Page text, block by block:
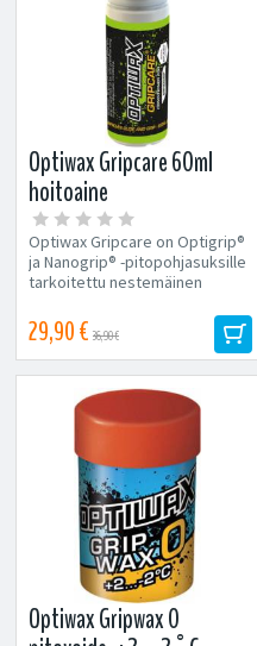
Optiwax Gripcare 60ml
hoitoaine
Optiwax Gripcare on Optigrip®
ja Nanogrip® -pitopohjasuksille
tarkoitettu nestemäinen
29,90 € 36,90 €
Optiwax Gripwax 0